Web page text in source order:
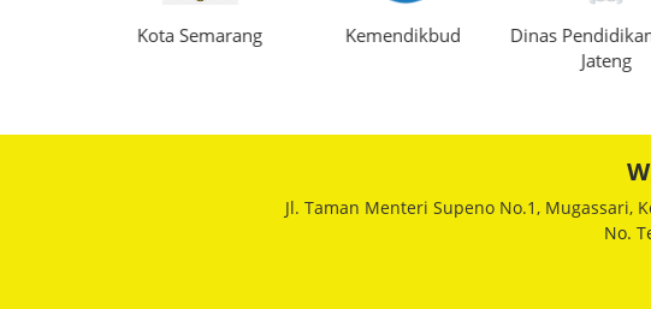
Kota Semarang Kemendikbud
Dinas
Jateng
Jl. Taman Menteri Supeno No.1, Mugassari,
No.